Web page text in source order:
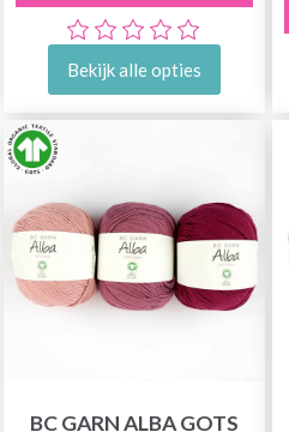
Bekijk alle opties
BC GARN ALBA GOTS